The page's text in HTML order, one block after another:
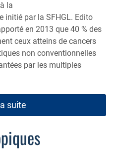
la
initié par la SFHGL. Edito
en 2013 que 40 % des
ceux atteins de cancers
non conventionnelles
par les multiples
suite